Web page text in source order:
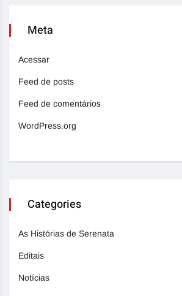
Meta
Acessar
Feed de posts
Feed de comentários
WordPress.org
Categories
As Histórias de Serenata
Editais
Notícias